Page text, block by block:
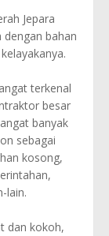
Jepara
bahan
terkenal
besar
banyak
sebagai
kosong,
lain.
dan kokoh,